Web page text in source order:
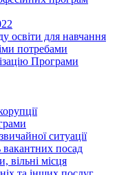
освіти для навчання
потребами
Програми
ситуації
вакантних посад
вільні місця